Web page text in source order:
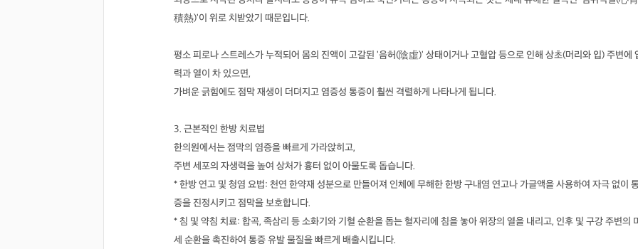
積熱)'이 위로 치받았기 때문입니다.
평소 피로나 스트레스가 누적되어 몸의 진액이 고갈된 '음허(陰虛)' 상태이거나 고혈압 등으로 인해 상초(머리와 입) 주변에
력과 열이 차 있으면,
가벼운 긁힘에도 점막 재생이 더뎌지고 염증성 통증이 훨씬 격렬하게 나타나게 됩니다.
3. 근본적인 한방 치료법
한의원에서는 점막의 염증을 빠르게 가라앉히고,
주변 세포의 자생력을 높여 상처가 흉터 없이 아물도록 돕습니다.
* 한방 연고 및 청염 요법: 천연 한약재 성분으로 만들어져 인체에 무해한 한방 구내염 연고나 가글액을 사용하여 자극 없이
증을 진정시키고 점막을 보호합니다.
* 침 및 약침 치료: 합곡, 족삼리 등 소화기와 기혈 순환을 돕는 혈자리에 침을 놓아 위장의 열을 내리고, 인후 및 구강 주변의
세 순환을 촉진하여 통증 유발 물질을 빠르게 배출시킵니다.